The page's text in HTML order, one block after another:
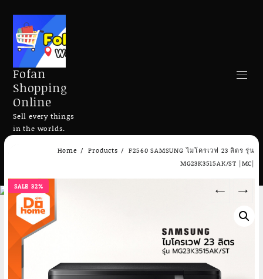
Skip
Fofan
Shopping
Online
Sell every things
in the worlds.
Search
Home Products
F2560 SAMSUNG ไมโครเวฟ 23 ลิตร รุ่น
MG23K3515AK/ST |MC|
SALE 32% ← →
Add to cart